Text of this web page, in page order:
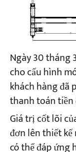
Ngày 30 tháng
cho cấu hình
khách hàng đã
thanh toán tiền
Giá trị cốt lõi
đơn lên thiết kế
có thể đáp ứng